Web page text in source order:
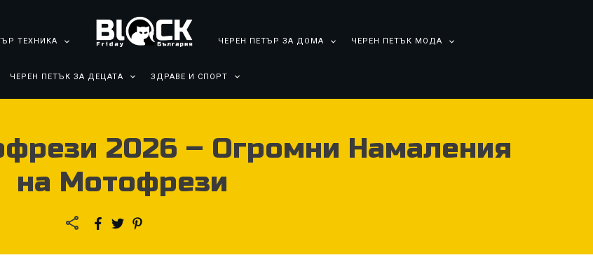
ТЕХНИКА ЧЕРЕН ПЕТЪР ЗА ДОМА ЧЕРЕН ПЕТЪК МОДА
ЧЕРЕН ПЕТЪК ЗА ДЕЦАТА ЗДРАВЕ И СПОРТ
2026 – Огромни Намаления
на Мотофрези